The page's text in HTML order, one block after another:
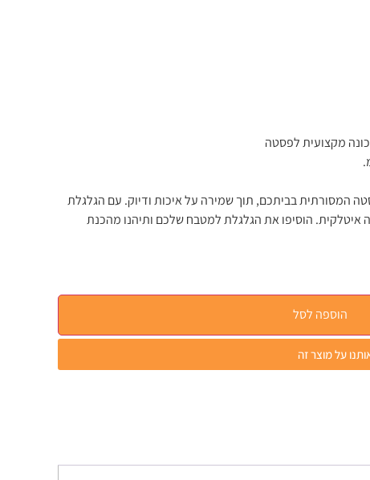
מקצועית לפסטה
בביתכם, תוך שמירה על איכות ודיוק. עם הגלגלת
איטלקית. הוסיפו את הגלגלת למטבח שלכם ותיהנו מהכנת
הוספה לסל
על מוצר זה